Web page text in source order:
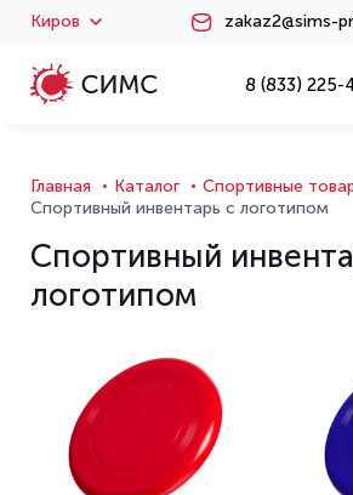
Киров zakaz2@sims-
8 (833) 225-
Главная Каталог
Спортивные
Спортивный инвентарь с логотипом
Спортивный
логотипом